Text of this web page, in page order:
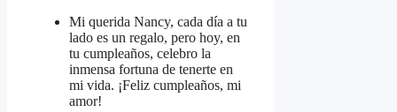
Mi querida Nancy, cada día a tu
lado es un regalo, pero hoy, en
tu cumpleaños, celebro la
inmensa fortuna de tenerte en
mi vida. ¡Feliz cumpleaños, mi
amor!